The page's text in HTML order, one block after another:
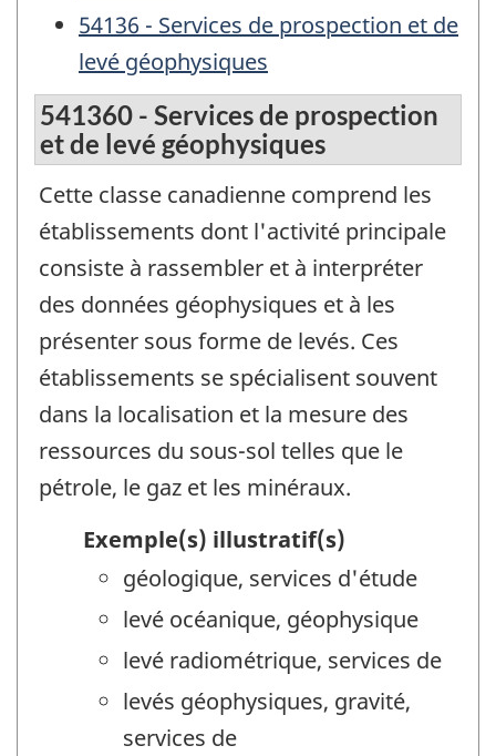
54136 - Services de prospection et de
levé géophysiques
541360 - Services de prospection
et de levé géophysiques
Cette classe canadienne comprend les
établissements dont l'activité principale
consiste à rassembler et à interpréter
des données géophysiques et à les
présenter sous forme de levés. Ces
établissements se spécialisent souvent
dans la localisation et la mesure des
ressources du sous-sol telles que le
pétrole, le gaz et les minéraux.
Exemple(s) illustratif(s)
géologique, services d'étude
levé océanique, géophysique
levé radiométrique, services de
levés géophysiques, gravité,
services de